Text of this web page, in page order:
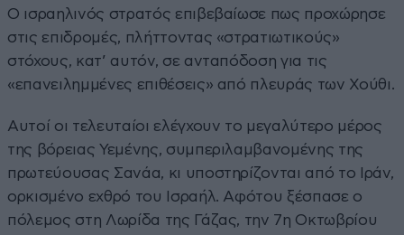
Ο ισραηλινός στρατός επιβεβαίωσε πως προχώρησε
στις επιδρομές, πλήττοντας «στρατιωτικούς»
στόχους, κατ’ αυτόν, σε ανταπόδοση για τις
«επανειλημμένες επιθέσεις» από πλευράς των Χούθι.
Αυτοί οι τελευταίοι ελέγχουν το μεγαλύτερο μέρος
της βόρειας Υεμένης, συμπεριλαμβανομένης της
πρωτεύουσας Σανάα, κι υποστηρίζονται από το Ιράν,
ορκισμένο εχθρό του Ισραήλ. Αφότου ξέσπασε ο
πόλεμος στη Λωρίδα της Γάζας, την 7η Οκτωβρίου